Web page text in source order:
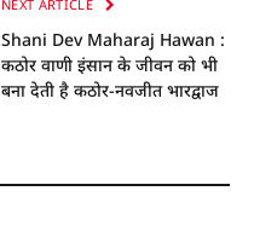
NEXT ARTICLE
Shani Dev Maharaj Hawan :
कठोर वाणी इंसान के जीवन को भी
बना देती है कठोर-नवजीत भारद्वाज